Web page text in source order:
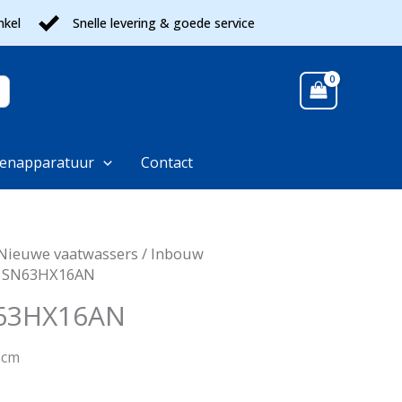
Snelle levering & goede service
Contact
vaatwassers / Inbouw